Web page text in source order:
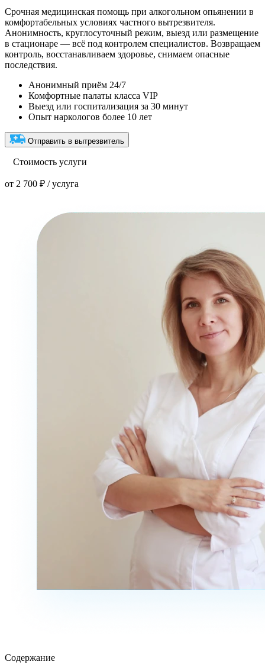
Срочная медицинская помощь при алкогольном опьянении в
комфортабельных условиях частного вытрезвителя.
Анонимность, круглосуточный режим, выезд или размещение
в стационаре — всё под контролем специалистов. Возвращаем
контроль, восстанавливаем здоровье, снимаем опасные
последствия.
Анонимный приём 24/7
Комфортные палаты класса VIP
Выезд или госпитализация за 30 минут
Опыт наркологов более 10 лет
Отправить в вытрезвитель
Стоимость услуги
от 2 700 ₽ / услуга
Содержание